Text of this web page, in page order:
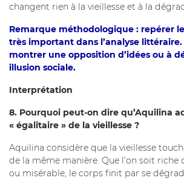
changent rien à la vieillesse et à la
Remarque méthodologique : repérer
très important dans l’analyse littéraire.
montrer une opposition d’idées ou à
illusion sociale.
Interprétation
8. Pourquoi peut-on dire qu’Aquilina
« égalitaire » de la vieillesse ?
Aquilina considère que la vieillesse
de la même manière. Que l’on soit riche
ou misérable, le corps finit par se